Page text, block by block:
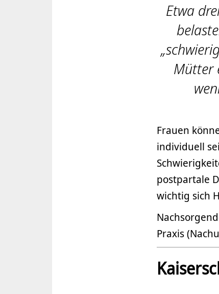
Etwa
Mütter
Frauen
individuell
postpartale
wichtig sich
Praxis